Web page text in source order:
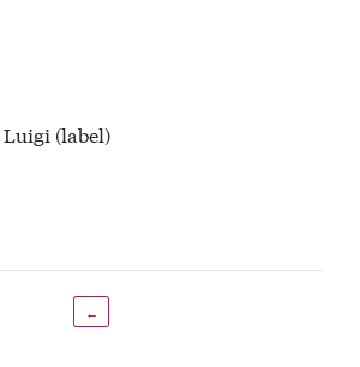
(label)
←